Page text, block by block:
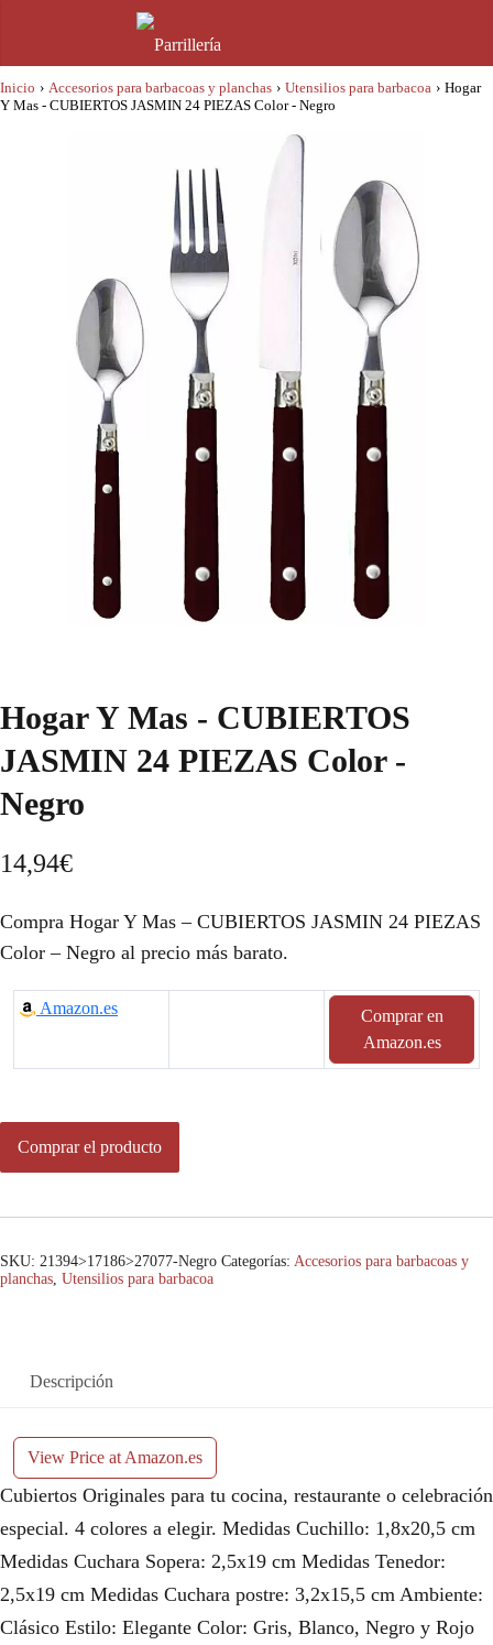
Inicio › Accesorios para barbacoas y planchas › Utensilios para barbacoa › Hogar
Y Mas - CUBIERTOS JASMIN 24 PIEZAS Color - Negro
Hogar Y Mas - CUBIERTOS
JASMIN 24 PIEZAS Color -
Negro
14,94€
Compra Hogar Y Mas – CUBIERTOS JASMIN 24 PIEZAS
Color – Negro al precio más barato.
Amazon.es
Comprar en
Amazon.es
Comprar el producto
SKU: 21394>17186>27077-Negro Categorías: Accesorios para barbacoas y
planchas, Utensilios para barbacoa
Descripción
View Price at Amazon.es
Cubiertos Originales para tu cocina, restaurante o celebración
especial. 4 colores a elegir. Medidas Cuchillo: 1,8x20,5 cm
Medidas Cuchara Sopera: 2,5x19 cm Medidas Tenedor:
2,5x19 cm Medidas Cuchara postre: 3,2x15,5 cm Ambiente:
Clásico Estilo: Elegante Color: Gris, Blanco, Negro y Rojo